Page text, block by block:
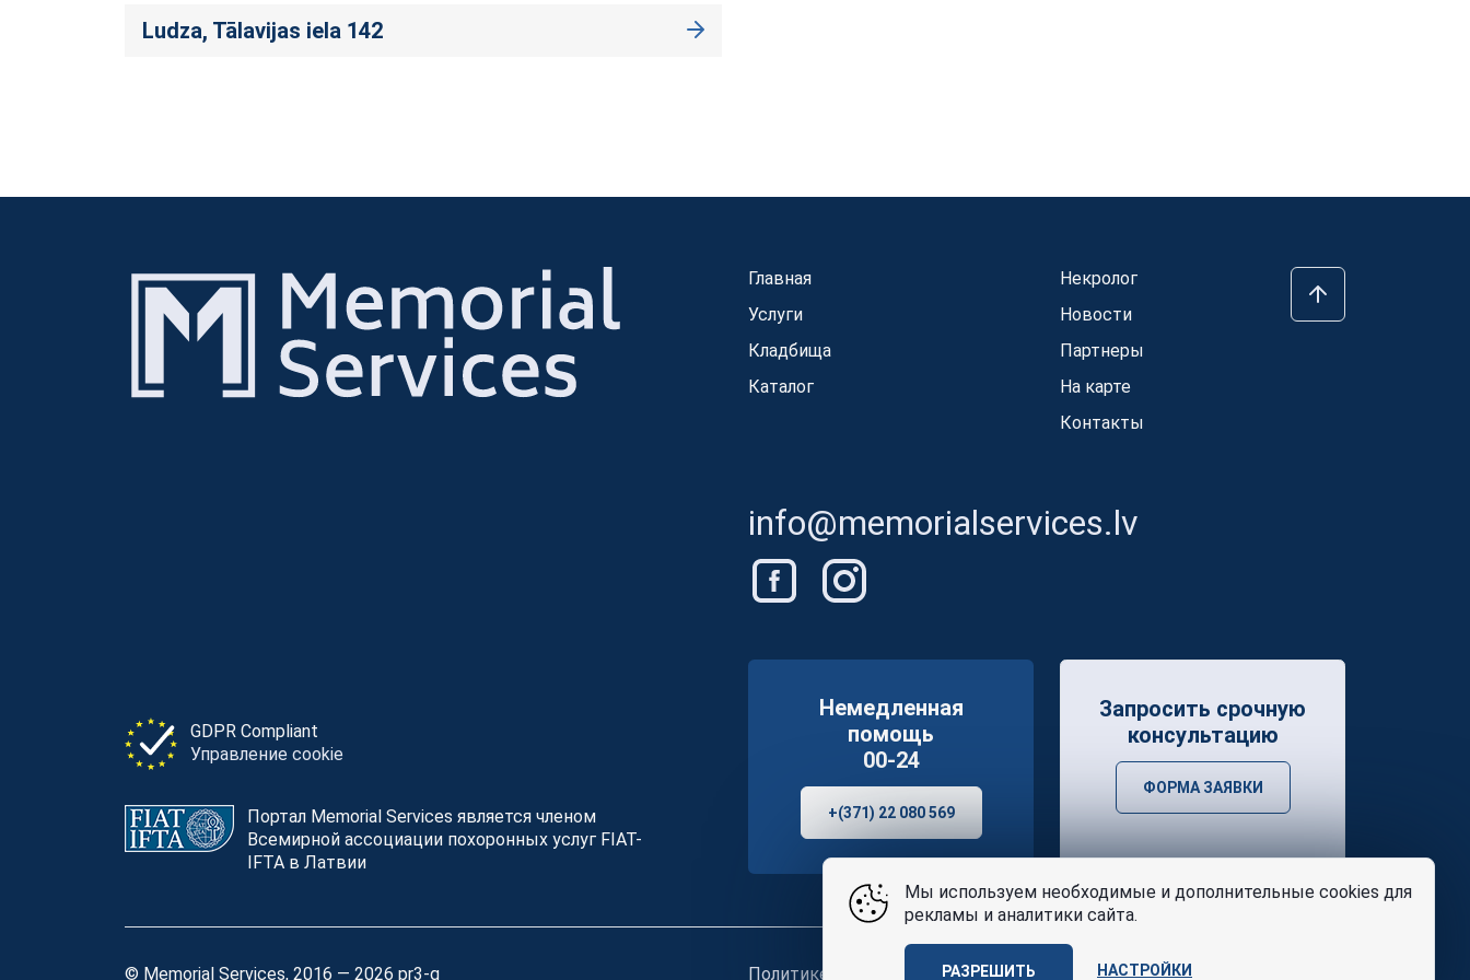
Ludza, Tālavijas iela 142
Главная
Услуги
Кладбища
Каталог
Некролог
Новости
Партнеры
На карте
Контакты
info@memorialservices.lv
GDPR Compliant
Управление cookie
Портал Memorial Services является членом
Всемирной ассоциации похоронных услуг FIAT-
IFTA в Латвии
Немедленная
помощь
00-24
+(371) 22 080 569
Запросить срочную
консультацию
ФОРМА ЗАЯВКИ
© Memorial Services, 2016 — 2026 pr3-g Политике конфиденциальностииусловия Design
Мы используем необходимые и дополнительные cookies для
рекламы и аналитики сайта.
РАЗРЕШИТЬ НАСТРОЙКИ